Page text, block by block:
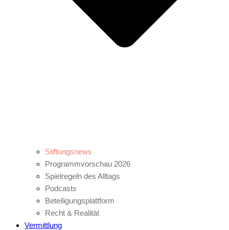
Stiftungsnews
Programmvorschau 2026
Spielregeln des Alltags
Podcasts
Beteiligungsplattform
Recht & Realität
Vermittlung